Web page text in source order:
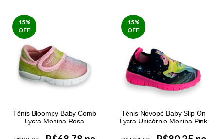
15%
OFF
Tênis Bloompy Baby Comb
Lycra Menina Rosa
15%
OFF
Tênis Novopé Baby Slip On
Lycra Unicórnio Menina Pink